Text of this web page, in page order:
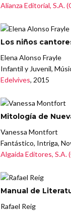
Alianza Editorial, S.A.
Los niños
Elena Alonso Frayle
Infantil y Juvenil,
Edelvives, 2015
Mitología de
Vanessa Montfort
Fantástico, Intriga,
Algaida Editores, S.A.
Manual de
Rafael Reig